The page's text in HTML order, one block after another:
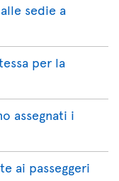
sedie a
per la
assegnati i
ai passeggeri